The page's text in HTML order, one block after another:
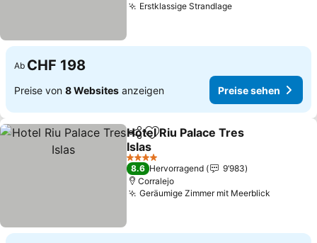
Erstklassige StrandlagePreise sehen
Ab CHF 198
Preise von 8 Websites anzeigen Preise sehen
TeilenZu Favoriten hinzufügen
Hotel Riu Palace Tres
Islas
Preise sehen
4 Sterne
8.6 Hervorragend
9’983
Corralejo
Geräumige Zimmer mit Meerblick